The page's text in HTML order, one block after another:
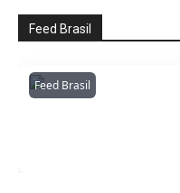
Feed Brasil
Feed BrasilAmazonianarede
1053